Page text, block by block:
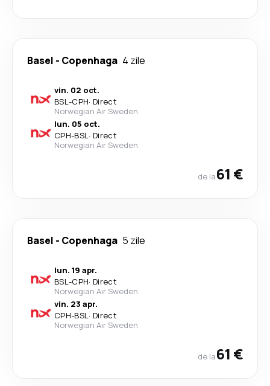
Basel - Copenhaga 4 zile
vin. 02 oct.
BSL-CPH· Direct
Norwegian Air Sweden
lun. 05 oct.
CPH-BSL· Direct
Norwegian Air Sweden
de la61 €
Basel - Copenhaga 5 zile
lun. 19 apr.
BSL-CPH· Direct
Norwegian Air Sweden
vin. 23 apr.
CPH-BSL· Direct
Norwegian Air Sweden
de la61 €